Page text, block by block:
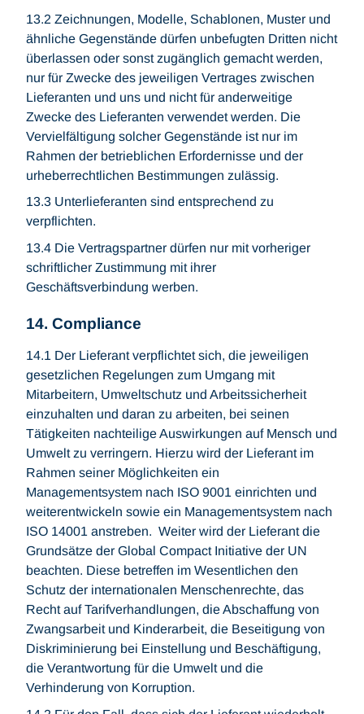
13.2 Zeichnungen, Modelle, Schablonen, Muster und
ähnliche Gegenstände dürfen unbefugten Dritten nicht
überlassen oder sonst zugänglich gemacht werden,
nur für Zwecke des jeweiligen Vertrages zwischen
Lieferanten und uns und nicht für anderweitige
Zwecke des Lieferanten verwendet werden. Die
Vervielfältigung solcher Gegenstände ist nur im
Rahmen der betrieblichen Erfordernisse und der
urheberrechtlichen Bestimmungen zulässig.
13.3 Unterlieferanten sind entsprechend zu
verpflichten.
13.4 Die Vertragspartner dürfen nur mit vorheriger
schriftlicher Zustimmung mit ihrer
Geschäftsverbindung werben.
14. Compliance
14.1 Der Lieferant verpflichtet sich, die jeweiligen
gesetzlichen Regelungen zum Umgang mit
Mitarbeitern, Umweltschutz und Arbeitssicherheit
einzuhalten und daran zu arbeiten, bei seinen
Tätigkeiten nachteilige Auswirkungen auf Mensch und
Umwelt zu verringern. Hierzu wird der Lieferant im
Rahmen seiner Möglichkeiten ein
Managementsystem nach ISO 9001 einrichten und
weiterentwickeln sowie ein Managementsystem nach
ISO 14001 anstreben. Weiter wird der Lieferant die
Grundsätze der Global Compact Initiative der UN
beachten. Diese betreffen im Wesentlichen den
Schutz der internationalen Menschenrechte, das
Recht auf Tarifverhandlungen, die Abschaffung von
Zwangsarbeit und Kinderarbeit, die Beseitigung von
Diskriminierung bei Einstellung und Beschäftigung,
die Verantwortung für die Umwelt und die
Verhinderung von Korruption.